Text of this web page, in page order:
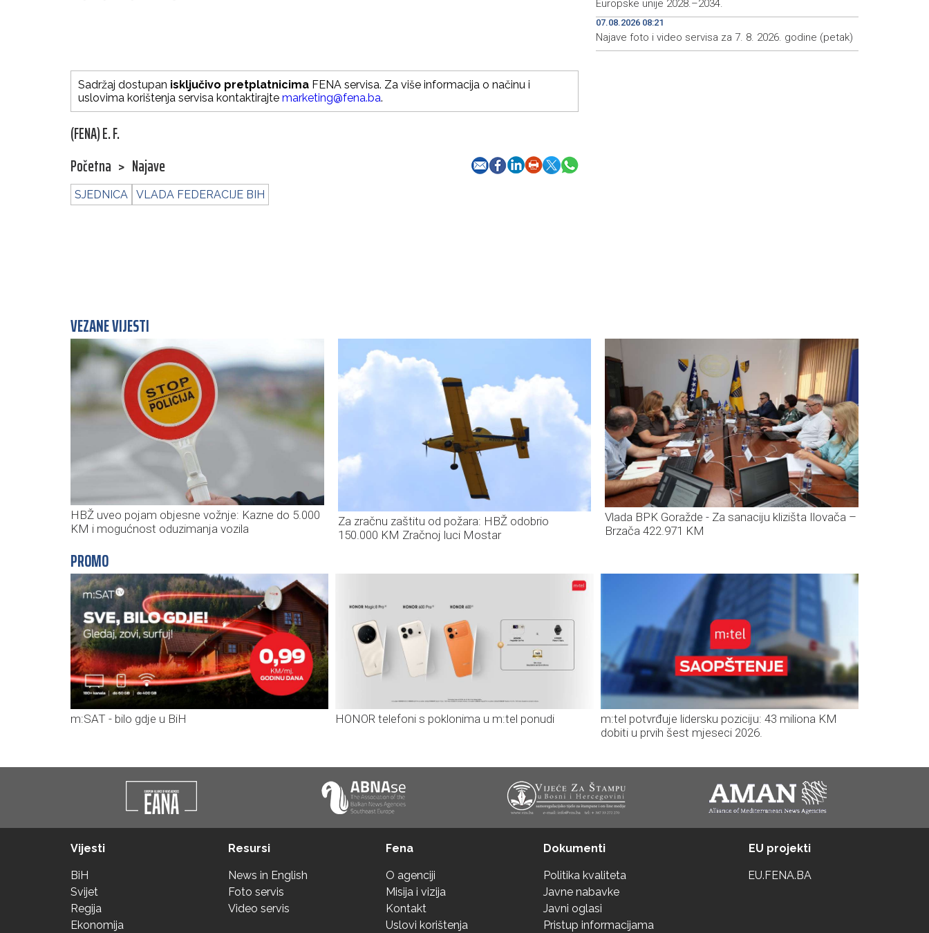
Sadržaj dostupan isključivo pretplatnicima FENA servisa. Za više informacija o načinu i
uslovima korištenja servisa kontaktirajte marketing@fena.ba.
(FENA) E. F.
Početna > Najave
SJEDNICA VLADA FEDERACIJE BIH
Europske unije 2028.–2034.
07.08.2026 08:21
Najave foto i video servisa za 7. 8. 2026. godine (petak)
VEZANE VIJESTI
HBŽ uveo pojam objesne vožnje: Kazne do 5.000
KM i mogućnost oduzimanja vozila
Za zračnu zaštitu od požara: HBŽ odobrio
150.000 KM Zračnoj luci Mostar
Vlada BPK Goražde - Za sanaciju klizišta Ilovača –
Brzača 422.971 KM
PROMO
m:SAT - bilo gdje u BiH HONOR telefoni s poklonima u m:tel ponudi
m:tel potvrđuje lidersku poziciju: 43 miliona KM
dobiti u prvih šest mjeseci 2026.
Vijesti
BiH
Svijet
Regija
Ekonomija
Resursi
News in English
Foto servis
Video servis
Fena
O agenciji
Misija i vizija
Kontakt
Uslovi korištenja
Dokumenti
Politika kvaliteta
Javne nabavke
Javni oglasi
Pristup informacijama
EU projekti
EU.FENA.BA